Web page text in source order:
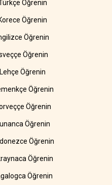
Öğrenin
Öğrenin
Öğrenin
Öğrenin
Öğrenin
Öğrenin
Öğrenin
Öğrenin
Öğrenin
Öğrenin
Öğrenin